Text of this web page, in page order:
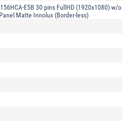
E5B 30 pins FullHD (1920x1080) w/o
Matte Innolux (Border-less)